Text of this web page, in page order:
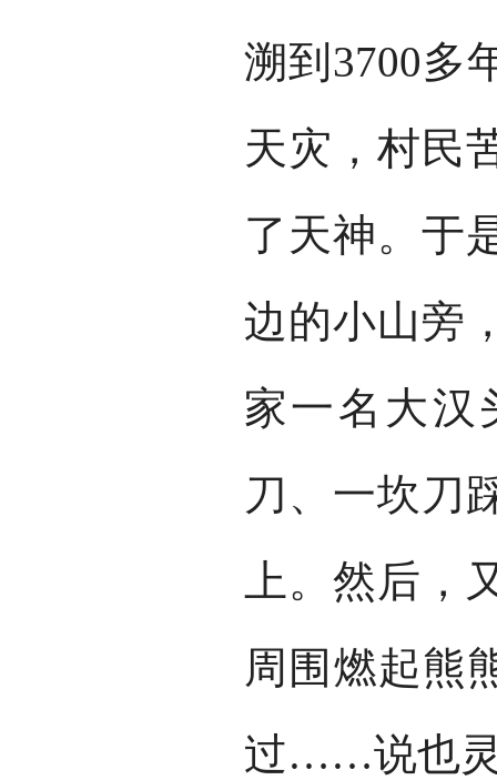
溯到3700多
天灾，村民
了天神。于
边的小山旁
家一名大汉
刀、一坎刀
上。然后，
周围燃起熊
过……说也灵